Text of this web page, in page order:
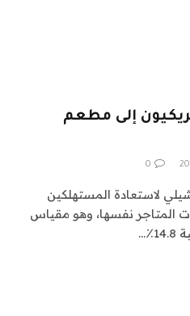
إلى مطعم
0
لاستعادة المستهلكين
المتاجر نفسها، وهو مقياس